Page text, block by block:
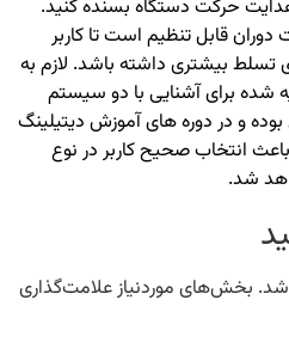
حرکت دستگاه بسنده کنید.
قابل تنظیم است تا کاربر
تسلط بیشتری داشته باشد. لازم به
شده برای آشنایی با دو سیستم
بوده و در دوره های آموزش دیتیلینگ
انتخاب صحیح کاربر در نوع
شد.
شد. بخش‌های موردنیاز علامت‌گذاری